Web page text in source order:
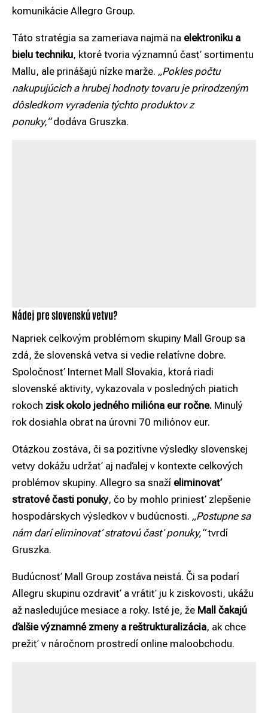
komunikácie Allegro Group.
Táto stratégia sa zameriava najmä na elektroniku a
bielu techniku, ktoré tvoria významnú časť sortimentu
Mallu, ale prinášajú nízke marže. „Pokles počtu
nakupujúcich a hrubej hodnoty tovaru je prirodzeným
dôsledkom vyradenia týchto produktov z
ponuky,“dodáva Gruszka.
Nádej pre slovenskú vetvu?
Napriek celkovým problémom skupiny Mall Group sa
zdá, že slovenská vetva si vedie relatívne dobre.
Spoločnosť Internet Mall Slovakia, ktorá riadi
slovenské aktivity, vykazovala v posledných piatich
rokoch zisk okolo jedného milióna eur ročne. Minulý
rok dosiahla obrat na úrovni 70 miliónov eur.
Otázkou zostáva, či sa pozitívne výsledky slovenskej
vetvy dokážu udržať aj naďalej v kontexte celkových
problémov skupiny. Allegro sa snaží eliminovať
stratové časti ponuky, čo by mohlo priniesť zlepšenie
hospodárskych výsledkov v budúcnosti. „Postupne sa
nám darí eliminovať stratovú časť ponuky,“tvrdí
Gruszka.
Budúcnosť Mall Group zostáva neistá. Či sa podarí
Allegru skupinu ozdraviť a vrátiť ju k ziskovosti, ukážu
až nasledujúce mesiace a roky. Isté je, že Mall čakajú
ďalšie významné zmeny a reštrukturalizácia, ak chce
prežiť v náročnom prostredí online maloobchodu.